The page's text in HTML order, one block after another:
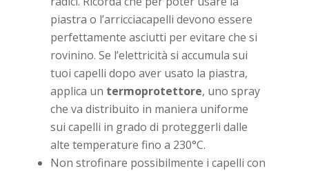
piastra o l’arricciacapelli devono essere
perfettamente asciutti per evitare che si
rovinino. Se l’elettricità si accumula sui
tuoi capelli dopo aver usato la piastra,
applica un termoprotettore, uno spray
che va distribuito in maniera uniforme
sui capelli in grado di proteggerli dalle
alte temperature fino a 230°C.
Non strofinare possibilmente i capelli con